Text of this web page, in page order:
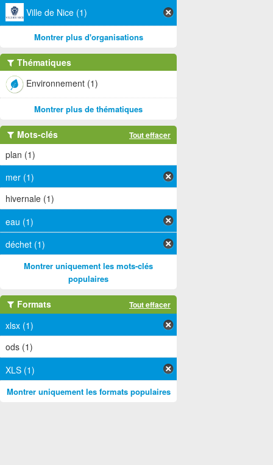
Ville de Nice (1)
Montrer plus d'organisations
Thématiques
Environnement (1)
Montrer plus de thématiques
Mots-clés Tout effacer
plan (1)
mer (1)
hivernale (1)
eau (1)
déchet (1)
Montrer uniquement les mots-clés
populaires
Formats Tout effacer
xlsx (1)
ods (1)
XLS (1)
Montrer uniquement les formats populaires